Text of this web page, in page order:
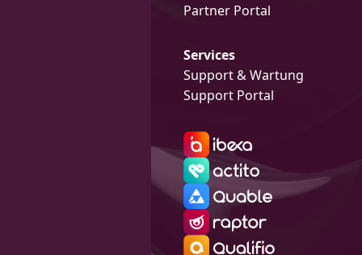
Partner Portal
Services
Support & Wartung
Support Portal